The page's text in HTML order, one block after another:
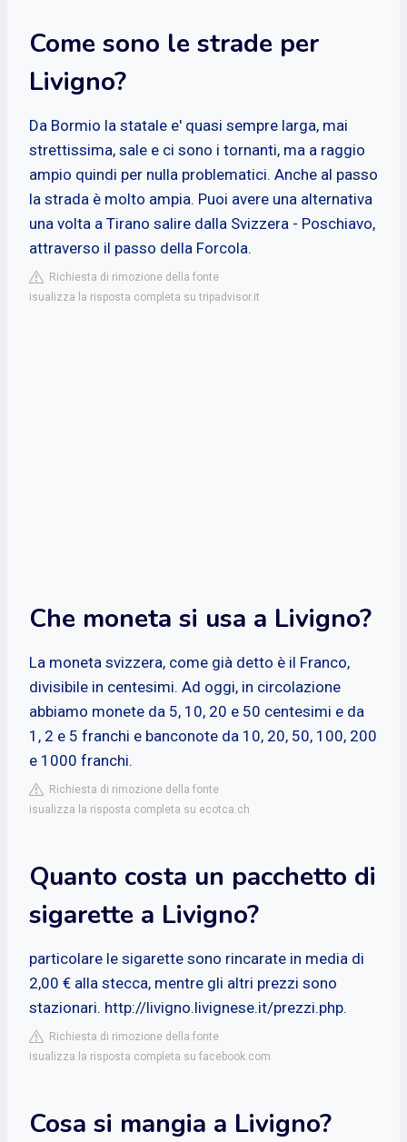
Come sono le strade per
Livigno?
Da Bormio la statale e' quasi sempre larga, mai
strettissima, sale e ci sono i tornanti, ma a raggio
ampio quindi per nulla problematici. Anche al passo
la strada è molto ampia. Puoi avere una alternativa
una volta a Tirano salire dalla Svizzera - Poschiavo,
attraverso il passo della Forcola.
Richiesta di rimozione della fonte
isualizza la risposta completa su tripadvisor.it
Che moneta si usa a Livigno?
La moneta svizzera, come già detto è il Franco,
divisibile in centesimi. Ad oggi, in circolazione
abbiamo monete da 5, 10, 20 e 50 centesimi e da
1, 2 e 5 franchi e banconote da 10, 20, 50, 100, 200
e 1000 franchi.
Richiesta di rimozione della fonte
isualizza la risposta completa su ecotca.ch
Quanto costa un pacchetto di
sigarette a Livigno?
particolare le sigarette sono rincarate in media di
2,00 € alla stecca, mentre gli altri prezzi sono
stazionari. http://livigno.livignese.it/prezzi.php.
Richiesta di rimozione della fonte
isualizza la risposta completa su facebook.com
Cosa si mangia a Livigno?